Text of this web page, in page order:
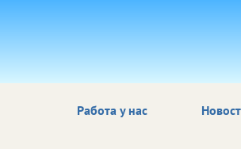
Работа у нас